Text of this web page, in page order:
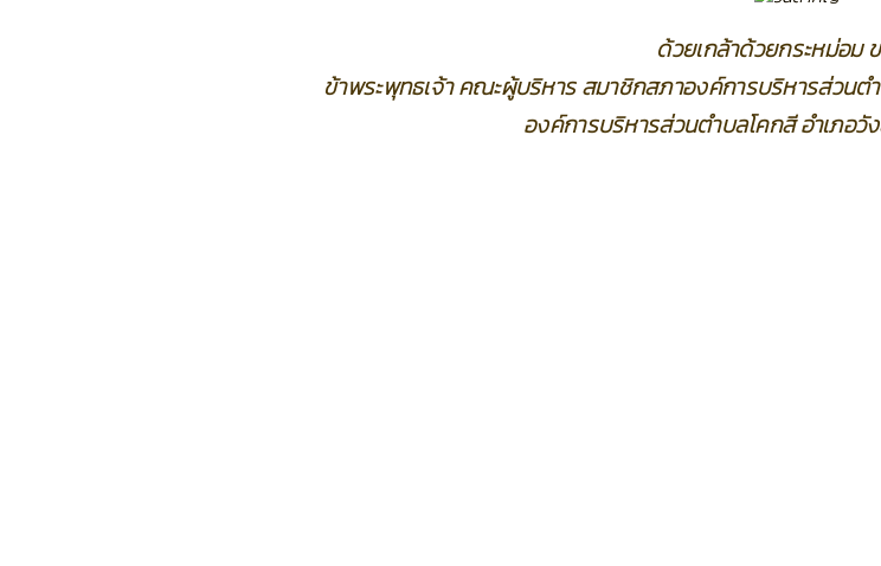
ด้วยเกล้าด้วยกระหม่อม
ข้าพระพุทธเจ้า คณะผู้บริหาร สมาชิกสภาองค์การบริหารส่วน
องค์การบริหารส่วนตำบลโคกสี อำเภอ